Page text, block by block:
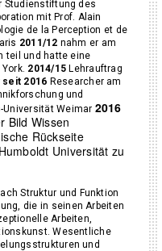
Studienstiftung des
mit Prof. Alain
de la Perception et de
2011/12 nahm er am
teil und hatte eine
2014/15 Lehrauftrag
seit 2016 Researcher am
und
Universität Weimar 2016
Bild Wissen
Rückseite
Universität zu
Struktur und Funktion
die in seinen Arbeiten
Arbeiten,
Wesentliche
und